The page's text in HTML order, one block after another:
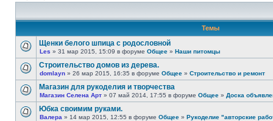
Темы
Щенки белого шпица с родословной
Les » 31 мар 2015, 15:09 в форуме Общее » Наши питомцы
Строительство домов из дерева.
domlayn » 26 мар 2015, 16:35 в форуме Общее » Строительство и ремонт
Магазин для рукоделия и творчества
Магазин Селена Арт » 07 май 2014, 17:55 в форуме Общее » Доска
Юбка своимим руками.
Валера » 14 мар 2015, 12:55 в форуме Общее » Рукоделие "авторские